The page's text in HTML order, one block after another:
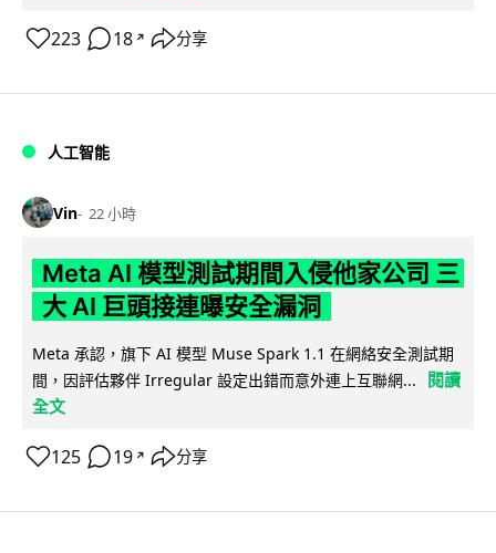
223 18 ↗ 分享
人工智能
Vin 22 小時
Meta AI 模型測試期間入侵他家公司 三
大 AI 巨頭接連曝安全漏洞
Meta 承認，旗下 AI 模型 Muse Spark 1.1 在網絡安全測試期
間，因評估夥伴 Irregular 設定出錯而意外連上互聯網...
閱讀
全文
125 19 ↗ 分享